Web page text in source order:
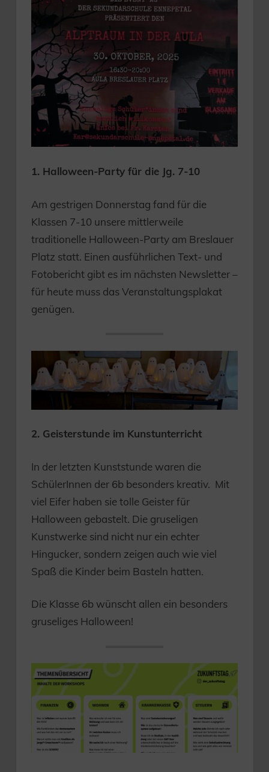
1. Halloween-Party für die Jg. 7-10
Am gestrigen Donnerstag fand für die
Klassen 7-10 unsere mittlerweile
traditionelle Halloween-Party am Breslauer
Platz statt. Einen ausführlichen Text- und
Fotobericht gibt es im nächsten Newsletter –
für heute muss das Veranstaltungsplakat
genügen.
2. Geisterstunde im Kunstunterricht
In der letzten Kunststunde waren die
SchülerInnen der 6b besonders kreativ. Mit
viel Eifer haben sie tolle Geister für
Halloween gebastelt. Die gruseligen
Kunstwerke sind nicht nur ein echter
Hingucker, sondern zeigen auch wie viel
Spaß die Kinder beim Basteln hatten.
Die Klasse 6b wünscht allen ein besonders
gruseliges Halloween!